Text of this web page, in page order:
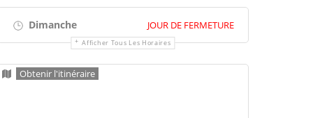
Dimanche JOUR DE FERMETURE
Afficher Tous Les Horaires
Obtenir l'itinéraire